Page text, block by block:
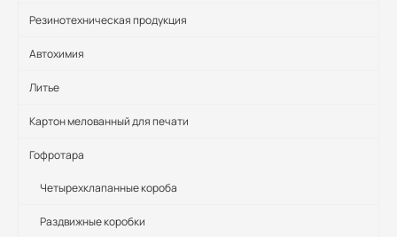
Резинотехническая продукция
Автохимия
Литье
Картон мелованный для печати
Гофротара
Четырехклапанные короба
Раздвижные коробки